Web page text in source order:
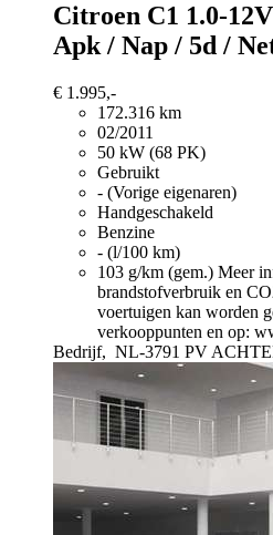
Citroen C1 1.0-
Apk / Nap / 5d /
€ 1.995,-
172.316 km
02/2011
50 kW (68 PK)
Gebruikt
- (Vorige eigenaren)
Handgeschakeld
Benzine
- (l/100 km)
103 g/km (gem.) Meer
brandstofverbruik en
voertuigen kan worden
verkooppunten en op:
Bedrijf, NL-3791 PV